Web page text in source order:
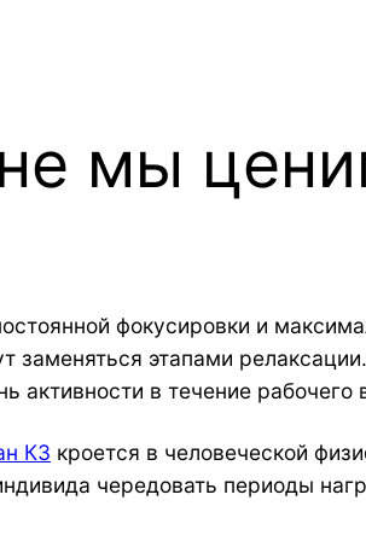
мы
фокусировки и
заменяться этапами
активности в течение рабочего
КЗ кроется в человеческой
чередовать периоды